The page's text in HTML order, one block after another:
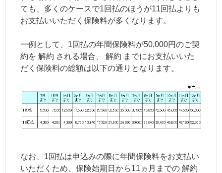
ても、多くのケースで1回払のほうが11回払よりも
お支払いいただく保険料が多くなります。
一例として、1回払の年間保険料が50,000円のご契
約を 解約 される場合、 解約 までにお支払いいた
だく保険料の総額は以下の通りとなります。
なお、1回払は申込みの際に年間保険料をお支払い
いただくため、保険始期日から11ヵ月までの 解約